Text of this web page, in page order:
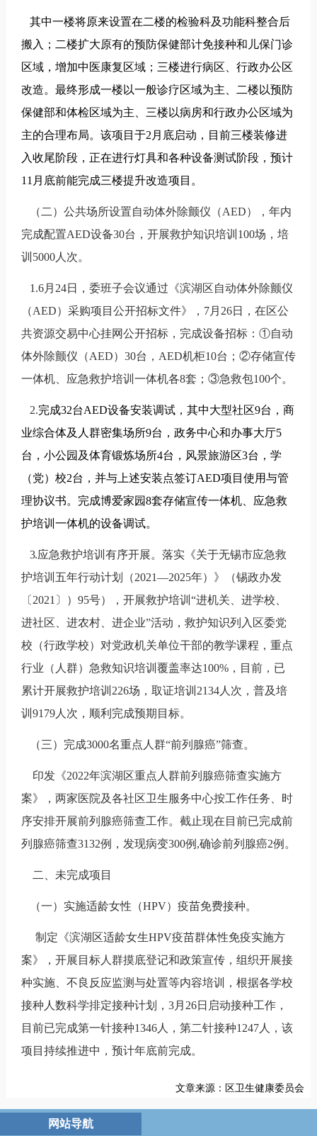
其中一楼将原来设置在二楼的检验科及功能科整合后
搬入；二楼扩大原有的预防保健部计免接种和儿保门诊
区域，增加中医康复区域；三楼进行病区、行政办公区
改造。最终形成一楼以一般诊疗区域为主、二楼以预防
保健部和体检区域为主、三楼以病房和行政办公区域为
主的合理布局。该项目于2 月底启动，目前三楼装修进
入收尾阶段，正在进行灯具和各种设备测试阶段，预计
11 月底前能完成三楼提升改造项目。
（二）公共场所设置自动体外除颤仪（AED），年内
完成配置AED设备30台，开展救护知识培训 100场，培
训 5000人次。
1.6月 24日，委班子会议通过《滨湖区自动体外除颤仪
（AED）采购项目公开招标文件》， 7月 26日，在区公
共资源交易中心挂网公开招标，完成设备招标：①自动
体外除颤仪（AED） 30台， AED机柜10台；②存储宣传
一体机、应急救护培训一体机各8套；③急救包100个。
2.完成32台AED设备安装调试，其中大型社区9台，商
业综合体及人群密集场所9台，政务中心和办事大厅5
台，小公园及体育锻炼场所4台，风景旅游区3台，学
（党）校2台，并与上述安装点签订AED项目使用与管
理协议书。完成博爱家园8套存储宣传一体机、应急救
护培训一体机的设备调试。
3.应急救护培训有序开展。落实《关于无锡市应急救
护培训五年行动计划（2021—2025年）》（锡政办发
〔 2021 〕） 95号），开展救护培训 “进机关、进学校、
进社区、进农村、进企业”活动，救护知识列入区委党
校（行政学校）对党政机关单位干部的教学课程，重点
行业（人群）急救知识培训覆盖率达100%，目前，已
累计开展救护培训 226场，取证培训 2134人次，普及培
训 9179人次，顺利完成预期目标。
（三）完成3000名重点人群“前列腺癌”筛查。
印发《2022年滨湖区重点人群前列腺癌筛查实施方
案》，两家医院及各社区卫生服务中心按工作任务、时
序安排开展前列腺癌筛查工作。截止现在目前已完成前
列腺癌筛查3132例，发现病变300例 ,确诊前列腺癌2例。
二、未完成项目
（一）实施适龄女性（HPV）疫苗免费接种。
制定《滨湖区适龄女生HPV疫苗群体性免疫实施方
案》，开展目标人群摸底登记和政策宣传，组织开展接
种实施、不良反应监测与处置等内容培训，根据各学校
接种人数科学排定接种计划， 3月 26日启动接种工作，
目前已完成第一针接种1346人，第二针接种1247人，该
项目持续推进中，预计年底前完成。
文章来源：区卫生健康委员会